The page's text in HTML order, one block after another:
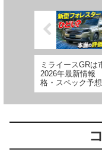
ミライースGRは
2026年最新情報
格・スペック予想